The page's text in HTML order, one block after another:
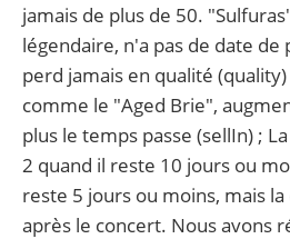
jamais de plus de 50.
légendaire, n'a pas de date
perd jamais en qualité
comme le "Aged Brie",
plus le temps passe (sellIn) ;
2 quand il reste 10 jours ou
reste 5 jours ou moins, mais
après le concert. Nous avons